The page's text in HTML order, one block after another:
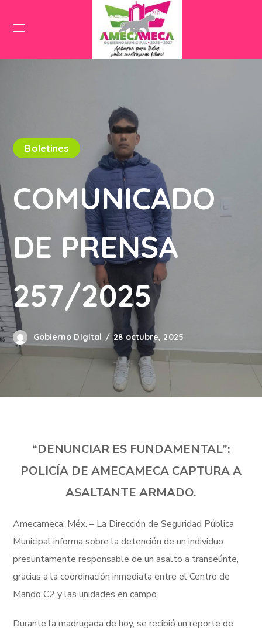
Boletines
COMUNICADO
DE PRENSA
257/2025
Gobierno Digital 28 octubre, 2025
“DENUNCIAR ES FUNDAMENTAL”:
POLICÍA DE AMECAMECA CAPTURA A
ASALTANTE ARMADO.
Amecameca, Méx. – La Dirección de Seguridad Pública
Municipal informa sobre la detención de un individuo
presuntamente responsable de un asalto a transeúnte,
gracias a la coordinación inmediata entre el Centro de
Mando C2 y las unidades en campo.
Durante la madrugada de hoy, se recibió un reporte de